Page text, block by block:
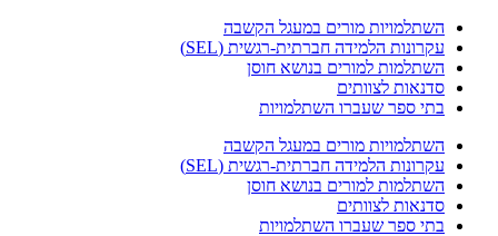
השתלמויות מורים במעגל הקשבה
עקרונות הלמידה חברתית-רגשית (SEL)
השתלמות למורים בנושא חוסן
סדנאות לצוותים
בתי ספר שעברו השתלמויות
השתלמויות מורים במעגל הקשבה
עקרונות הלמידה חברתית-רגשית (SEL)
השתלמות למורים בנושא חוסן
סדנאות לצוותים
בתי ספר שעברו השתלמויות